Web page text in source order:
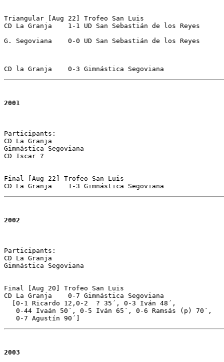
Triangular [Aug 22] Trofeo San Luis
CD La Granja	1-1 UD San Sebastián de los Reyes
G. Segoviana	0-0 UD San Sebastián de los Reyes
CD la Granja	0-3 Gimnástica Segoviana
2001
Participants:
CD La Granja
Gimnástica Segoviana
CD Iscar ?
Final [Aug 22] Trofeo San Luis
CD La Granja	1-3 Gimnástica Segoviana
2002
Participants:
CD La Granja
Gimnástica Segoviana
Final [Aug 20] Trofeo San Luis
CD La Granja	0-7 Gimnástica Segoviana
  [0-1 Ricardo 12,0-2  ? 35´, 0-3 Iván 48´,
   0-44 Ivaán 50´, 0-5 Iván 65´, 0-6 Ramsás (p) 70´,
   0-7 Agustín 90´]
2003